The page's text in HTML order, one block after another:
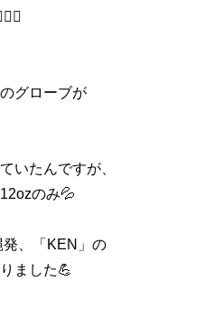
グローブが
いたんですが、
のみ💦
発、「KEN」の
ました💪